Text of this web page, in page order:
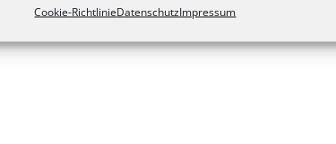
Cookie-RichtlinieDatenschutzImpressum